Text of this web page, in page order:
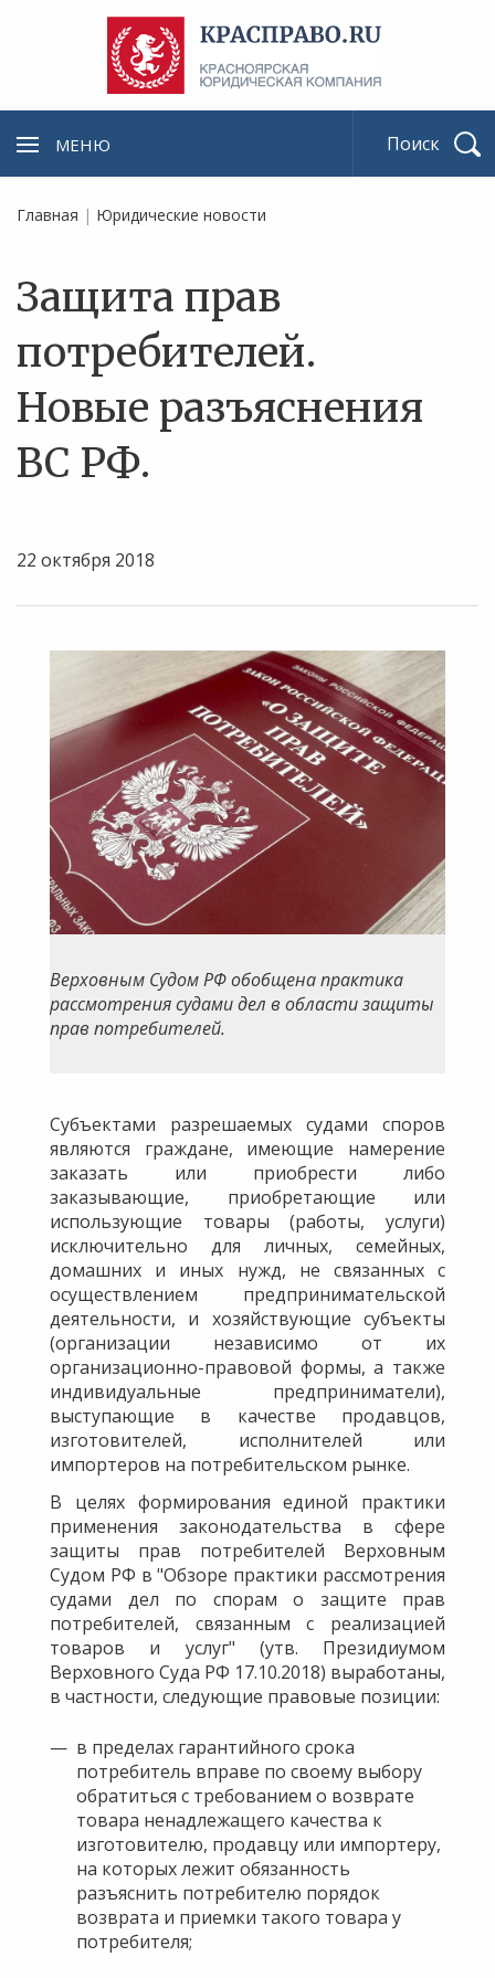
МЕНЮ
Главная | Юридические новости
Защита прав
потребителей.
Новые разъяснения
ВС РФ.
22 октября 2018
Верховным Судом РФ обобщена практика
рассмотрения судами дел в области защиты
прав потребителей.
Субъектами разрешаемых судами споров
являются граждане, имеющие намерение
заказать или приобрести либо
заказывающие, приобретающие или
использующие товары (работы, услуги)
исключительно для личных, семейных,
домашних и иных нужд, не связанных с
осуществлением предпринимательской
деятельности, и хозяйствующие субъекты
(организации независимо от их
организационно-правовой формы, а также
индивидуальные предприниматели),
выступающие в качестве продавцов,
изготовителей, исполнителей или
импортеров на потребительском рынке.
В целях формирования единой практики
применения законодательства в сфере
защиты прав потребителей Верховным
Судом РФ в "Обзоре практики рассмотрения
судами дел по спорам о защите прав
потребителей, связанным с реализацией
товаров и услуг" (утв. Президиумом
Верховного Суда РФ 17.10.2018) выработаны,
в частности, следующие правовые позиции:
в пределах гарантийного срока
потребитель вправе по своему выбору
обратиться с требованием о возврате
товара ненадлежащего качества к
изготовителю, продавцу или импортеру,
на которых лежит обязанность
разъяснить потребителю порядок
возврата и приемки такого товара у
потребителя;